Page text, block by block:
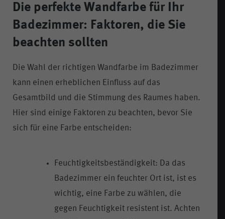
Die perfekte Wandfarbe für Ihr
Badezimmer: Faktoren, die Sie
beachten sollten
Die Wahl der richtigen Wandfarbe im Badezimmer
kann einen erheblichen Einfluss auf das
Gesamtbild und die Stimmung des Raumes haben.
Hier sind einige Faktoren zu beachten, bevor Sie
sich für eine Farbe entscheiden:
Feuchtigkeitsbeständigkeit: Da das
Badezimmer ein feuchter Ort ist, ist es
wichtig, eine Farbe zu wählen, die
gegen Feuchtigkeit resistent ist. Achten